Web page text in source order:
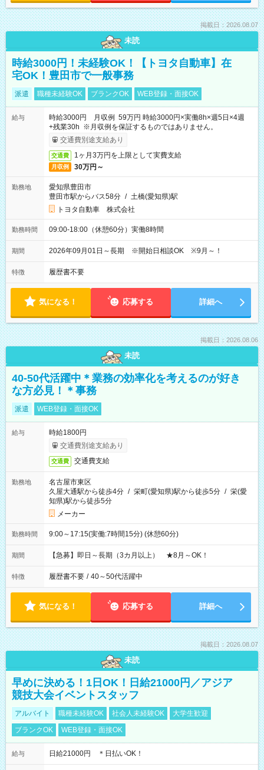
掲載日：2026.08.07
未読
時給3000円！未経験OK！【トヨタ自動車】在
宅OK！豊田市で一般事務
派遣 職種未経験OK ブランクOK WEB登録・面接OK
給与
時給3000円 月収例 59万円 時給3000円×実働8h×週5日×4週
+残業30h ※月収例を保証するものではありません。
交通費別途支給あり
交通費 1ヶ月3万円を上限として実費支給
月収例 30万円～
勤務地
愛知県豊田市
豊田市駅からバス58分 / 土橋(愛知県)駅
トヨタ自動車 株式会社
勤務時間 09:00-18:00（休憩60分）実働8時間
期間 2026年09月01日～長期 ※開始日相談OK ※9月～！
特徴 履歴書不要
気になる！ 応募する 詳細へ
掲載日：2026.08.06
未読
40-50代活躍中＊業務の効率化を考えるのが好き
な方必見！＊事務
派遣 WEB登録・面接OK
給与
時給1800円
交通費別途支給あり
交通費 交通費支給
勤務地
名古屋市東区
久屋大通駅から徒歩4分 / 栄町(愛知県)駅から徒歩5分 / 栄(愛
知県)駅から徒歩5分
メーカー
勤務時間 9:00～17:15(実働:7時間15分) (休憩60分)
期間 【急募】即日～長期（3カ月以上） ★8月～OK！
特徴 履歴書不要 / 40～50代活躍中
気になる！ 応募する 詳細へ
掲載日：2026.08.07
未読
早めに決める！1日OK！日給21000円／アジア
競技大会イベントスタッフ
アルバイト 職種未経験OK 社会人未経験OK
大学生歓迎
ブランクOK
WEB登録・面接OK
給与 日給21000円 ＊日払いOK！